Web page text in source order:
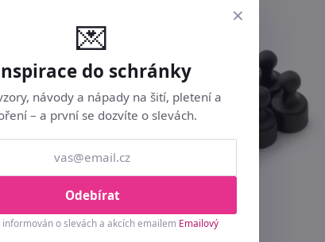
×
💌
do schránky
návody a nápady na šití, pletení a
– a první se dozvíte o slevách.
Odebírat
informován o slevách a akcích emailem Emailový